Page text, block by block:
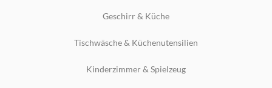
Geschirr & Küche
Tischwäsche & Küchenutensilien
Kinderzimmer & Spielzeug